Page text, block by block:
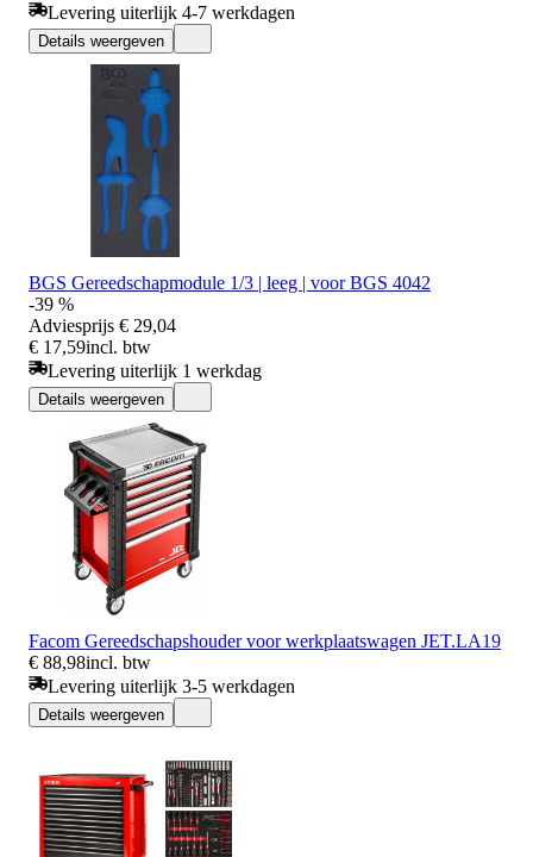
Levering uiterlijk 4-7 werkdagen
Details weergeven
BGS Gereedschapmodule 1/3 | leeg | voor BGS 4042
-39 %
Adviesprijs € 29,04
€ 17,59incl. btw
Levering uiterlijk 1 werkdag
Details weergeven
Facom Gereedschapshouder voor werkplaatswagen JET.LA19
€ 88,98incl. btw
Levering uiterlijk 3-5 werkdagen
Details weergeven